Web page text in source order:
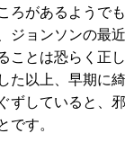
ろがあるようで
ジョンソンの最
ことは恐らく正
た以上、早期に
ずしていると、
です。